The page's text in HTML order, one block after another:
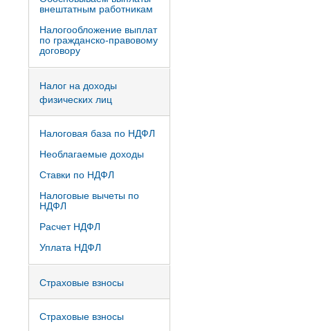
внештатным работникам
Налогообложение выплат
по гражданско-правовому
договору
Налог на доходы
физических лиц
Налоговая база по НДФЛ
Необлагаемые доходы
Ставки по НДФЛ
Налоговые вычеты по
НДФЛ
Расчет НДФЛ
Уплата НДФЛ
Страховые взносы
Страховые взносы